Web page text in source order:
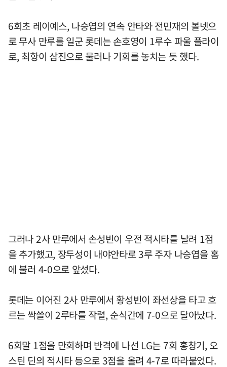
6회초 레이예스, 나승엽의 연속 안타와 전민재의 볼넷으
로 무사 만루를 일군 롯데는 손호영이 1루수 파울 플라이
로, 최항이 삼진으로 물러나 기회를 놓치는 듯 했다.
그러나 2사 만루에서 손성빈이 우전 적시타를 날려 1점
을 추가했고, 장두성이 내야안타로 3루 주자 나승엽을 홈
에 불러 4-0으로 앞섰다.
롯데는 이어진 2사 만루에서 황성빈이 좌선상을 타고 흐
르는 싹쓸이 2루타를 작렬, 순식간에 7-0으로 달아났다.
6회말 1점을 만회하며 반격에 나선 LG는 7회 홍창기, 오
스틴 딘의 적시타 등으로 3점을 올려 4-7로 따라붙었다.